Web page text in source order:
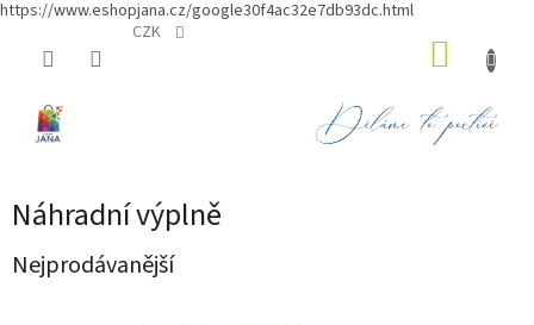
https://www.eshopjana.cz/google30f4ac32e7db93dc.html
CZK
Náhradní výplně
Nejprodávanější